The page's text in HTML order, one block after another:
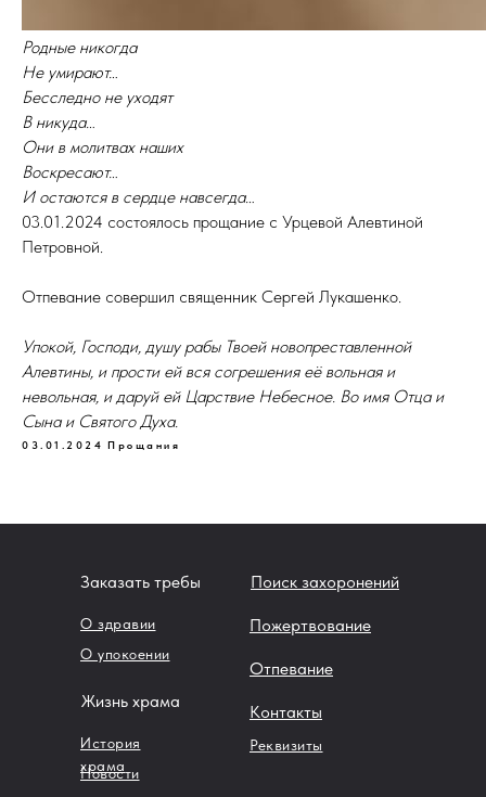
Родные никогда
Не умирают…
Бесследно не уходят
В никуда…
Они в молитвах наших
Воскресают…
И остаются в сердце навсегда…
03.01.2024 состоялось прощание с Урцевой Алевтиной
Петровной.
Отпевание совершил священник Сергей Лукашенко.
Упокой, Господи, душу рабы Твоей новопреставленной
Алевтины, и прости ей вся согрешения её вольная и
невольная, и даруй ей Царствие Небесное. Во имя Отца и
Сына и Святого Духа.
03.01.2024 Прощания
Заказать требы
О здравии
О упокоении
Жизнь храма
История
храма
Новости
Контакты
Реквизиты
Поиск захоронений
Пожертвование
Отпевание